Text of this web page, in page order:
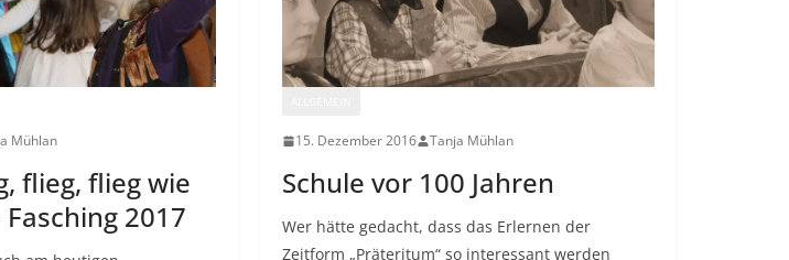
Mühlan
flieg, flieg wie
Fasching 2017
15. Dezember 2016 Tanja Mühlan
Schule vor 100 Jahren
Wer hätte gedacht, dass das Erlernen der
Zeitform „Präteritum“ so interessant werden